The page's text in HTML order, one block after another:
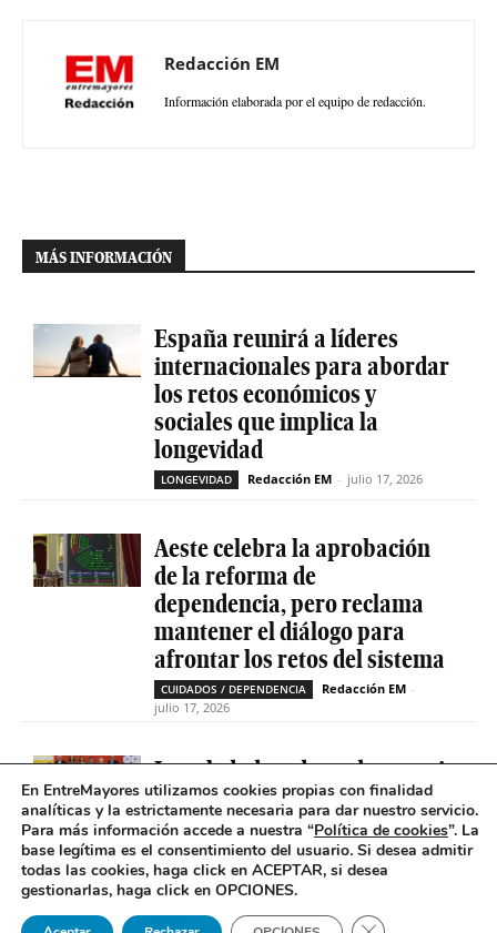
Redacción EM
Información elaborada por el equipo de redacción.
MÁS INFORMACIÓN
España reunirá a líderes
internacionales para abordar
los retos económicos y
sociales que implica la
longevidad
LONGEVIDAD Redacción EM - julio 17, 2026
Aeste celebra la aprobación
de la reforma de
dependencia, pero reclama
mantener el diálogo para
afrontar los retos del sistema
CUIDADOS / DEPENDENCIA Redacción EM -
julio 17, 2026
La soledad no deseada es casi
cinco veces superior entre
personas que tienen
problemas de salud mental
SOLEDAD NO DESEADA Redacción EM
julio 16, 2026
En EntreMayores utilizamos cookies propias con finalidad
analíticas y la estrictamente necesaria para dar nuestro servicio.
Para más información accede a nuestra “Política de cookies”. La
base legítima es el consentimiento del usuario. Si desea admitir
todas las cookies, haga click en ACEPTAR, si desea
gestionarlas, haga click en OPCIONES.
Cerrar el banner